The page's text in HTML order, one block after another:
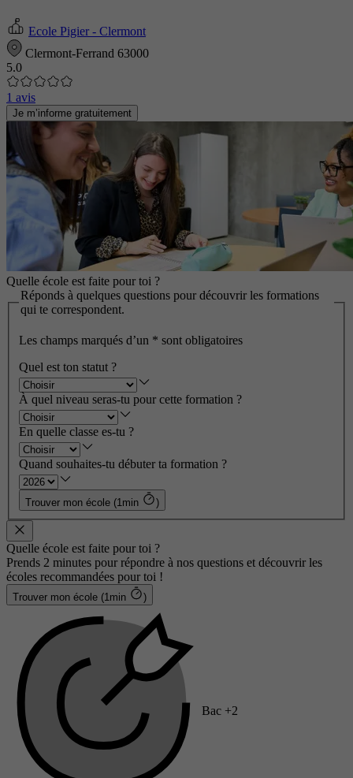
Ecole Pigier - Clermont
Clermont-Ferrand 63000
5.0
1 avis
Je m’informe gratuitement
Quelle école est faite pour toi ?
Réponds à quelques questions pour découvrir les formations
qui te correspondent.
Les champs marqués d’un * sont obligatoires
Quel est ton statut ?
À quel niveau seras-tu pour cette formation ?
En quelle classe es-tu ?
Quand souhaites-tu débuter ta formation ?
Trouver mon école (1min )
Quelle école est faite pour toi ?
Prends 2 minutes pour répondre à nos questions et découvrir les
écoles recommandées pour toi !
Trouver mon école (1min )
Bac +2